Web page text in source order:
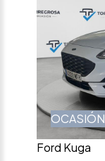
OCASIÓN
Ford Kuga